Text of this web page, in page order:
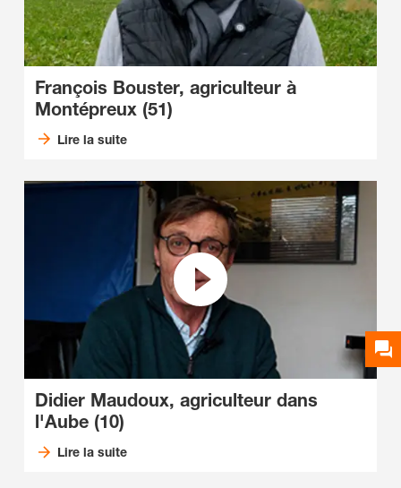
François Bouster, agriculteur à
Montépreux (51)
Lire la suite
Didier Maudoux, agriculteur dans
l'Aube (10)
Lire la suite